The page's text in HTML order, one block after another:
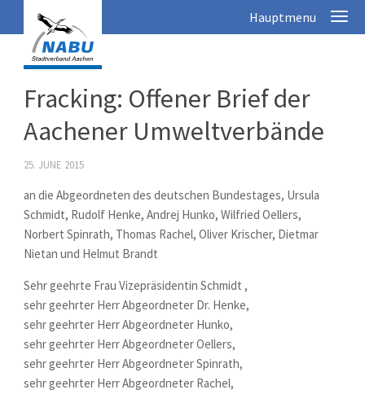
Fracking: Offener Brief der
Aachener Umweltverbände
25. JUNE 2015
an die Abgeordneten des deutschen Bundestages, Ursula
Schmidt, Rudolf Henke, Andrej Hunko, Wilfried Oellers,
Norbert Spinrath, Thomas Rachel, Oliver Krischer, Dietmar
Nietan und Helmut Brandt
Sehr geehrte Frau Vizepräsidentin Schmidt ,
sehr geehrter Herr Abgeordneter Dr. Henke,
sehr geehrter Herr Abgeordneter Hunko,
sehr geehrter Herr Abgeordneter Oellers,
sehr geehrter Herr Abgeordneter Spinrath,
sehr geehrter Herr Abgeordneter Rachel,